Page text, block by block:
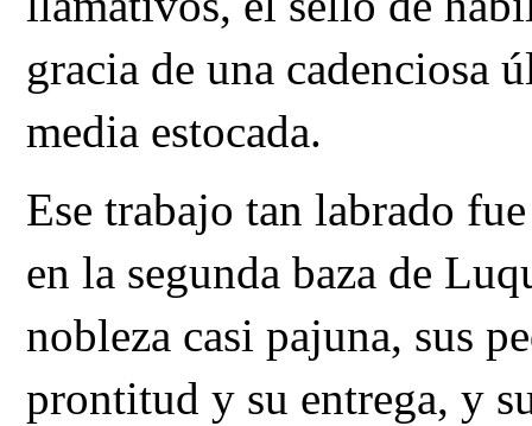
gracia de una cadenciosa
media estocada.
Ese trabajo tan labrado
en la segunda baza de
nobleza casi pajuna, sus
prontitud y su entrega, y